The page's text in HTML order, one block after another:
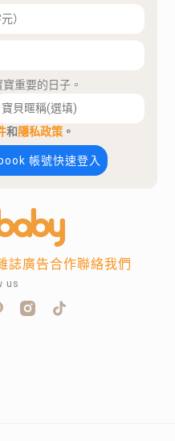
重要的日子。
和隱私政策 。
帳號快速登入
誌廣告合作聯絡我們
us